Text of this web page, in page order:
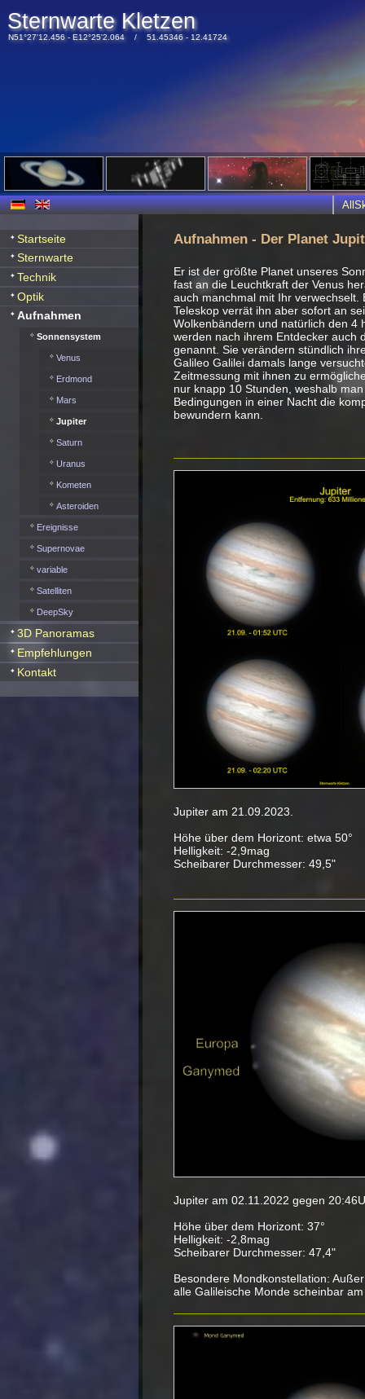
Sternwarte Kletzen
N51°27'12.456 - E12°25'2.064 / 51.45346 - 12.41724
Startseite
Sternwarte
Technik
Optik
Aufnahmen
Sonnensystem
Venus
Erdmond
Mars
Jupiter
Saturn
Uranus
Kometen
Asteroiden
Ereignisse
Supernovae
variable
Satelliten
DeepSky
3D Panoramas
Empfehlungen
Kontakt
Aufnahmen - Der Planet
Er ist der größte Planet unseres
fast an die Leuchtkraft der Venus
auch manchmal mit Ihr verwechselt.
Teleskop verrät ihn aber sofort an
Wolkenbändern und natürlich den 4
werden nach ihrem Entdecker auch
genannt. Sie verändern stündlich
Galileo Galilei damals lange
Zeitmessung mit ihnen zu
nur knapp 10 Stunden, weshalb
Bedingungen in einer Nacht die
bewundern kann.
Jupiter am 21.09.2023.
Höhe über dem Horizont: etwa 50°
Helligkeit: -2,9mag
Scheibarer Durchmesser: 49,5"
Jupiter am 02.11.2022 gegen
Höhe über dem Horizont: 37°
Helligkeit: -2,8mag
Scheibarer Durchmesser: 47,4"
Besondere Mondkonstellation:
alle Galileische Monde scheinbar